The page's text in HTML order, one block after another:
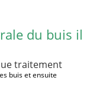
du buis il
traitement
buis et ensuite